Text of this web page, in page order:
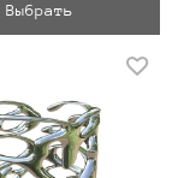
Выбрать